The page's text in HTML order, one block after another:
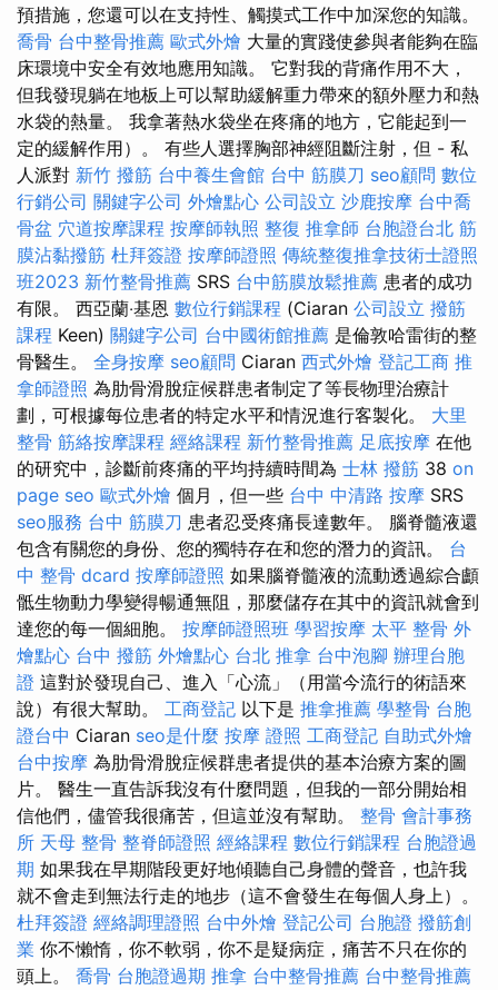
預措施，您還可以在支持性、觸摸式工作中加深您的知識。
喬骨 台中整骨推薦 歐式外燴 大量的實踐使參與者能夠在臨
床環境中安全有效地應用知識。 它對我的背痛作用不大，
但我發現躺在地板上可以幫助緩解重力帶來的額外壓力和熱
水袋的熱量。 我拿著熱水袋坐在疼痛的地方，它能起到一
定的緩解作用）。 有些人選擇胸部神經阻斷注射，但 - 私
人派對 新竹 撥筋 台中養生會館 台中 筋膜刀 seo顧問 數位
行銷公司 關鍵字公司 外燴點心 公司設立 沙鹿按摩 台中喬
骨盆 穴道按摩課程 按摩師執照 整復 推拿師 台胞證台北 筋
膜沾黏撥筋 杜拜簽證 按摩師證照 傳統整復推拿技術士證照
班2023 新竹整骨推薦 SRS 台中筋膜放鬆推薦 患者的成功
有限。 西亞蘭‧基恩 數位行銷課程 (Ciaran 公司設立 撥筋
課程 Keen) 關鍵字公司 台中國術館推薦 是倫敦哈雷街的整
骨醫生。 全身按摩 seo顧問 Ciaran 西式外燴 登記工商 推
拿師證照 為肋骨滑脫症候群患者制定了等長物理治療計
劃，可根據每位患者的特定水平和情況進行客製化。 大里
整骨 筋絡按摩課程 經絡課程 新竹整骨推薦 足底按摩 在他
的研究中，診斷前疼痛的平均持續時間為 士林 撥筋 38 on
page seo 歐式外燴 個月，但一些 台中 中清路 按摩 SRS
seo服務 台中 筋膜刀 患者忍受疼痛長達數年。 腦脊髓液還
包含有關您的身份、您的獨特存在和您的潛力的資訊。 台
中 整骨 dcard 按摩師證照 如果腦脊髓液的流動透過綜合顱
骶生物動力學變得暢通無阻，那麼儲存在其中的資訊就會到
達您的每一個細胞。 按摩師證照班 學習按摩 太平 整骨 外
燴點心 台中 撥筋 外燴點心 台北 推拿 台中泡腳 辦理台胞
證 這對於發現自己、進入「心流」（用當今流行的術語來
說）有很大幫助。 工商登記 以下是 推拿推薦 學整骨 台胞
證台中 Ciaran seo是什麼 按摩 證照 工商登記 自助式外燴
台中按摩 為肋骨滑脫症候群患者提供的基本治療方案的圖
片。 醫生一直告訴我沒有什麼問題，但我的一部分開始相
信他們，儘管我很痛苦，但這並沒有幫助。 整骨 會計事務
所 天母 整骨 整脊師證照 經絡課程 數位行銷課程 台胞證過
期 如果我在早期階段更好地傾聽自己身體的聲音，也許我
就不會走到無法行走的地步（這不會發生在每個人身上）。
杜拜簽證 經絡調理證照 台中外燴 登記公司 台胞證 撥筋創
業 你不懶惰，你不軟弱，你不是疑病症，痛苦不只在你的
頭上。 喬骨 台胞證過期 推拿 台中整骨推薦 台中整骨推薦